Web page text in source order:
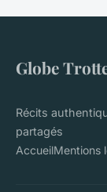
Globe
Récits
partagés
AccueilMentions